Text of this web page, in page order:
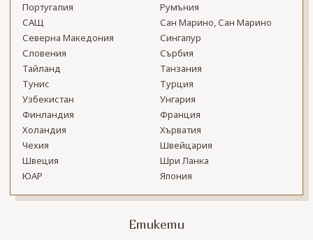
Португалия
Румъния
САЩ
Сан Марино, Сан Марино
Северна Македония
Сингапур
Словения
Сърбия
Тайланд
Танзания
Тунис
Турция
Узбекистан
Унгария
Финландия
Франция
Холандия
Хърватия
Чехия
Швейцария
Швеция
Шри Ланка
ЮАР
Япония
Етикети